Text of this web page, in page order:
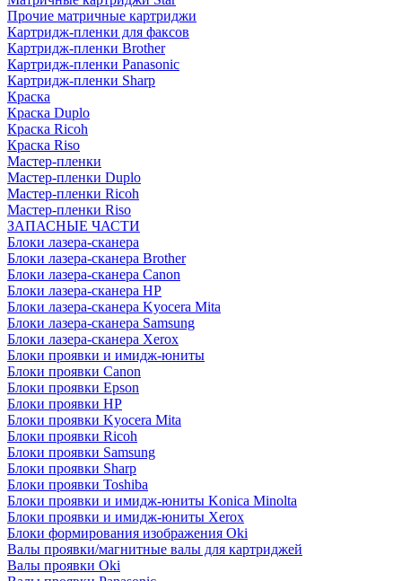
Прочие матричные картриджи
Картридж-пленки для факсов
Картридж-пленки Brother
Картридж-пленки Panasonic
Картридж-пленки Sharp
Краска
Краска Duplo
Краска Ricoh
Краска Riso
Мастер-пленки
Мастер-пленки Duplo
Мастер-пленки Ricoh
Мастер-пленки Riso
ЗАПАСНЫЕ ЧАСТИ
Блоки лазера-сканера
Блоки лазера-сканера Brother
Блоки лазера-сканера Canon
Блоки лазера-сканера HP
Блоки лазера-сканера Kyocera Mita
Блоки лазера-сканера Samsung
Блоки лазера-сканера Xerox
Блоки проявки и имидж-юниты
Блоки проявки Canon
Блоки проявки Epson
Блоки проявки HP
Блоки проявки Kyocera Mita
Блоки проявки Ricoh
Блоки проявки Samsung
Блоки проявки Sharp
Блоки проявки Toshiba
Блоки проявки и имидж-юниты Konica Minolta
Блоки проявки и имидж-юниты Xerox
Блоки формирования изображения Oki
Валы проявки/магнитные валы для картриджей
Валы проявки Oki